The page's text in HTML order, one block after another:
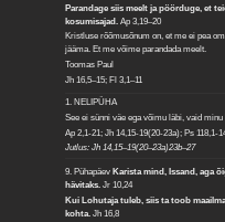
Parandage siis meelt ja pöörduge, et
kosumisajad.Ap 3,19–20
Kristluse rõõmusõnum on, et me ei pea
jääma. Et me võime parandada meelt.
Toomas Paul
Jh 16,5–15; Fl 3,1–11
1. NELIPÜHA
See ei sünni väe ega võimu läbi, vaid
Ap 2,1-21; Jh 14,15-19(20-23a); Ps 118,1-
Jutlus: Jh 14,15–19(20–23a)23b–27
9. Pühapäev Karista mind, Issand, aga
hävitaks.Jr 10,24
Kui Lohutaja tuleb, siis ta toob
kohta.Jh 16,8